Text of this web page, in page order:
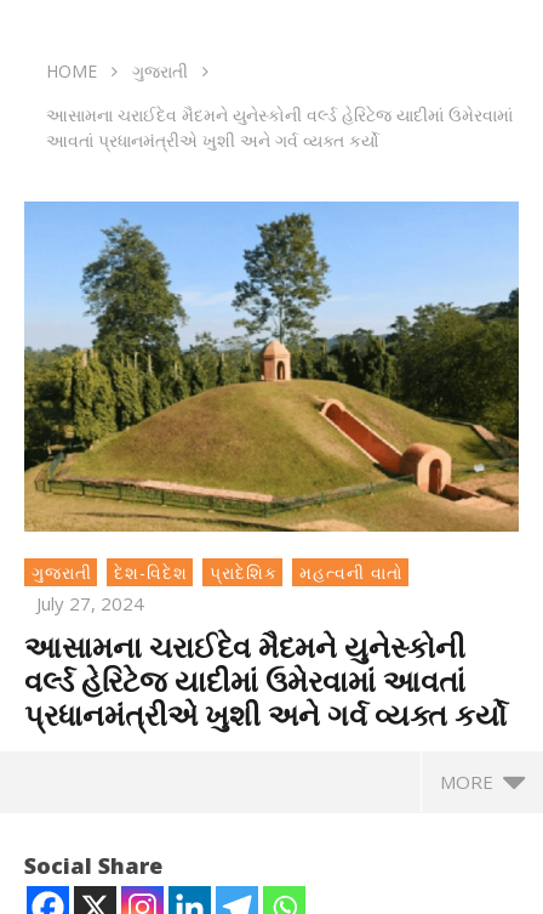
HOME
ગુજરાતી
આસામના ચરાઈદેવ મૈદમને યુનેસ્કોની વર્લ્ડ હેરિટેજ યાદીમાં ઉમેરવામાં
આવતાં પ્રધાનમંત્રીએ ખુશી અને ગર્વ વ્યક્ત કર્યો
ગુજરાતી દેશ-વિદેશ પ્રાદેશિક મહત્વની વાતો
July 27, 2024
આસામના ચરાઈદેવ મૈદમને યુનેસ્કોની
વર્લ્ડ હેરિટેજ યાદીમાં ઉમેરવામાં આવતાં
પ્રધાનમંત્રીએ ખુશી અને ગર્વ વ્યક્ત કર્યો
MORE
Social Share